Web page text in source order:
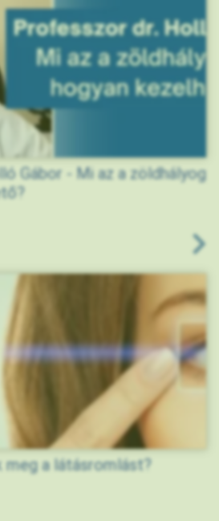
Gábor - Mi az a zöldhályog
meg a látásromlást?